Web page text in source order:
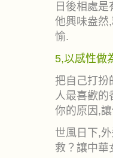
日後相處
他興味盎然
愉.
5,以感性做
把自己打扮
人最喜歡的
你的原因,
世風日下,
救？讓中華